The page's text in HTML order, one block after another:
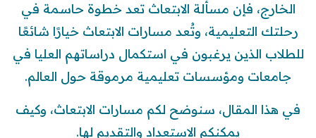
الخارج، فإن مسألة الابتعاث تعد خطوة حاسمة في
رحلتك التعليمية، وتُعد مسارات الابتعاث خيارًا شائعًا
للطلاب الذين يرغبون في استكمال دراساتهم العليا في
جامعات ومؤسسات تعليمية مرموقة حول العالم.
في هذا المقال، سنوضح لكم مسارات الابتعاث، وكيف
يمكنكم الاستعداد والتقديم لها.